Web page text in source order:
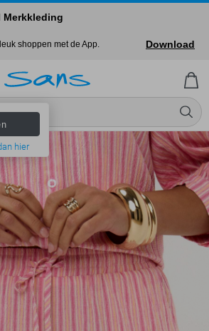
hier
Merkkleding
shoppen met de App.
Download